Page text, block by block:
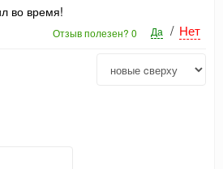
во время!
Да / Нет
Отзыв полезен?0